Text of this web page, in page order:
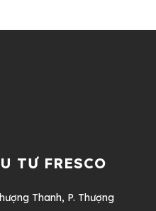
TƯ FRESCO
Thanh, P. Thượng